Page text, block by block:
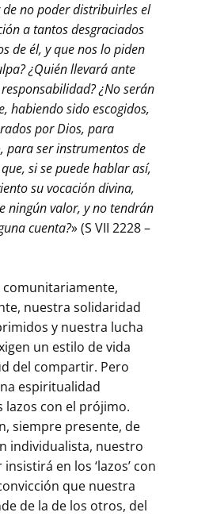
no poder distribuirles el
a tantos desgraciados
de él, y que nos lo piden
¿Quién llevará ante
¿No serán
habiendo sido escogidos,
por Dios, para
para ser instrumentos de
si se puede hablar así,
su vocación divina,
ningún valor, y no tendrán
cuenta?» (S VII 2228 –
nuestra solidaridad
y nuestra lucha
un estilo de vida
del compartir. Pero
espiritualidad
lazos con el prójimo.
siempre presente, de
individualista, nuestro
en los ‘lazos’ con
que nuestra
de la de los otros, del